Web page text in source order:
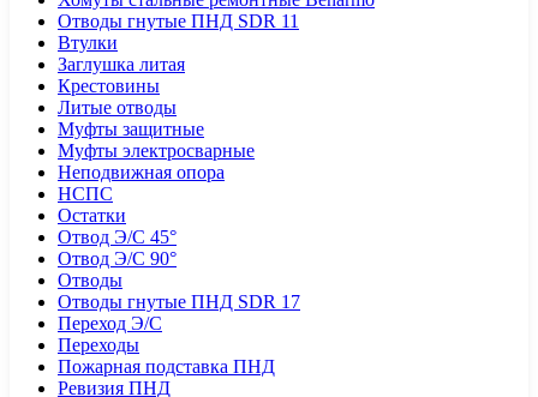
Отводы гнутые ПНД SDR 11
Втулки
Заглушка литая
Крестовины
Литые отводы
Муфты защитные
Муфты электросварные
Неподвижная опора
НСПС
Остатки
Отвод Э/С 45°
Отвод Э/С 90°
Отводы
Отводы гнутые ПНД SDR 17
Переход Э/С
Переходы
Пожарная подставка ПНД
Ревизия ПНД